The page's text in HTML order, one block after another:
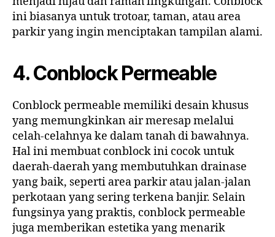
ini biasanya untuk trotoar, taman, atau area
parkir yang ingin menciptakan tampilan alami.
4. Conblock Permeable
Conblock permeable memiliki desain khusus
yang memungkinkan air meresap melalui
celah-celahnya ke dalam tanah di bawahnya.
Hal ini membuat conblock ini cocok untuk
daerah-daerah yang membutuhkan drainase
yang baik, seperti area parkir atau jalan-jalan
perkotaan yang sering terkena banjir. Selain
fungsinya yang praktis, conblock permeable
juga memberikan estetika yang menarik